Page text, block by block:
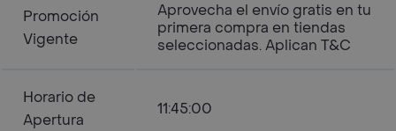
Promoción
Vigente
Aprovecha el envío gratis en tu
primera compra en tiendas
seleccionadas. Aplican T&C
Horario de
Apertura
11:45:00